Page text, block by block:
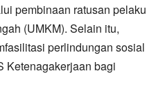
pembinaan ratusan pelaku
(UMKM). Selain itu,
perlindungan sosial
Ketenagakerjaan bagi